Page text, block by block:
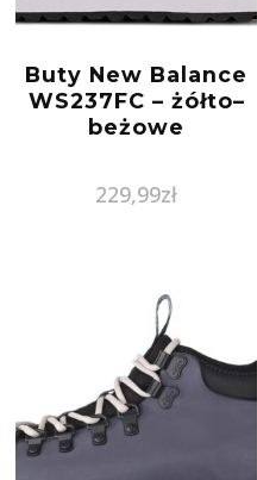
Buty New Balance
WS237FC – żółto–
beżowe
229,99zł